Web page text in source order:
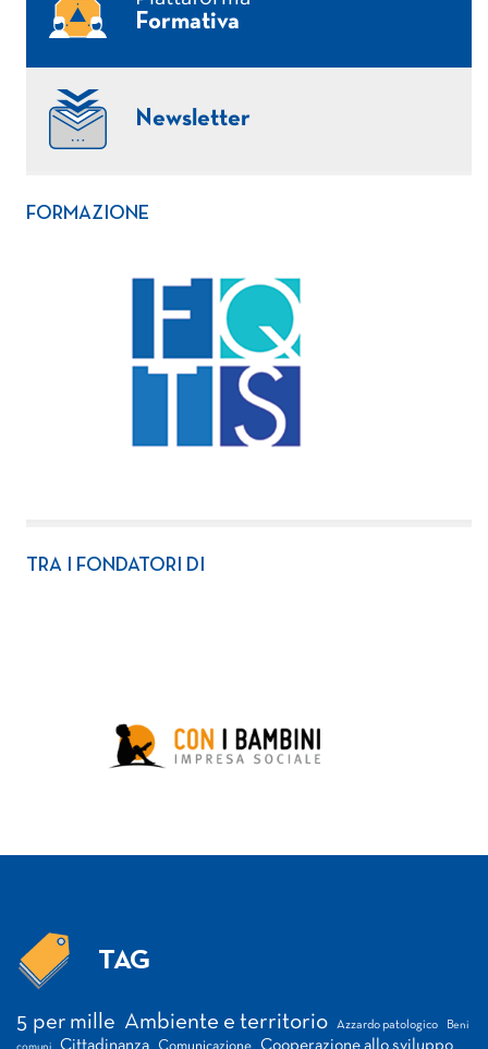
Formativa
Newsletter
FORMAZIONE
TRA I FONDATORI DI
TAG
5 per mille Ambiente e territorio Azzardo patologico Beni